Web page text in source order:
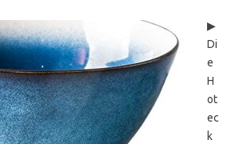
▶
Di
e
H
ot
ec
k